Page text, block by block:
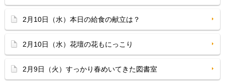
2月10日（水）本日の給食の献立は？
2月10日（水）花壇の花もにっこり
2月9日（火）すっかり春めいてきた図書室